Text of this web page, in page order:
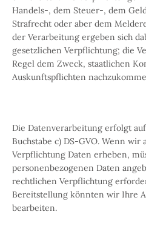
Handels-, dem Steuer-, dem
Strafrecht oder aber dem
der Verarbeitung ergeben sich
gesetzlichen Verpflichtung; die
Regel dem Zweck, staatlichen
Auskunftspflichten
Die Datenverarbeitung erfolgt auf
Buchstabe c) DS-GVO. Wenn
Verpflichtung Daten erheben,
personenbezogenen Daten
rechtlichen Verpflichtung
Bereitstellung könnten wir Ihre
bearbeiten.